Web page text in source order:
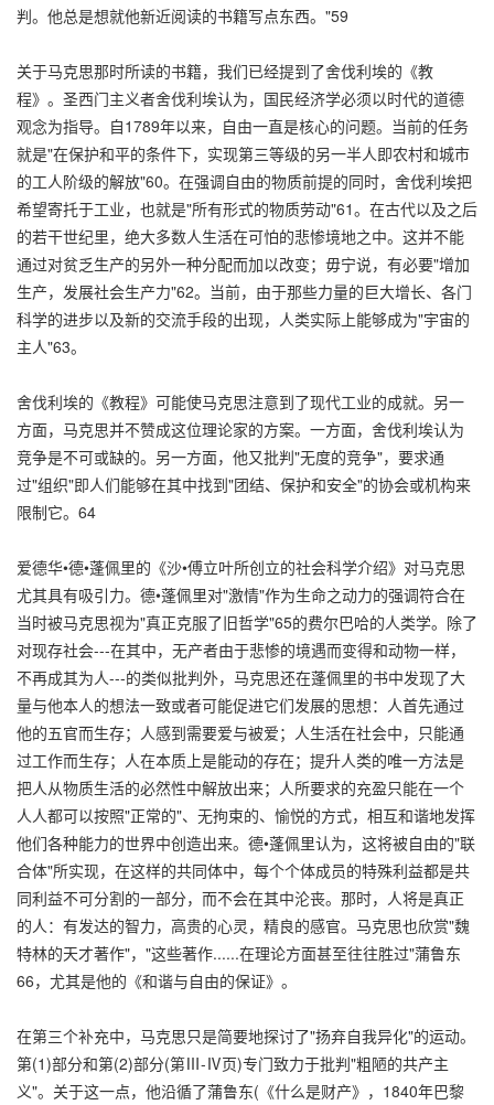
判。他总是想就他新近阅读的书籍写点东西。"59
关于马克思那时所读的书籍，我们已经提到了舍伐利埃的《教
程》。圣西门主义者舍伐利埃认为，国民经济学必须以时代的道德
观念为指导。自1789年以来，自由一直是核心的问题。当前的任务
就是"在保护和平的条件下，实现第三等级的另一半人即农村和城市
的工人阶级的解放"60。在强调自由的物质前提的同时，舍伐利埃把
希望寄托于工业，也就是"所有形式的物质劳动"61。在古代以及之后
的若干世纪里，绝大多数人生活在可怕的悲惨境地之中。这并不能
通过对贫乏生产的另外一种分配而加以改变；毋宁说，有必要"增加
生产，发展社会生产力"62。当前，由于那些力量的巨大增长、各门
科学的进步以及新的交流手段的出现，人类实际上能够成为"宇宙的
主人"63。
舍伐利埃的《教程》可能使马克思注意到了现代工业的成就。另一
方面，马克思并不赞成这位理论家的方案。一方面，舍伐利埃认为
竞争是不可或缺的。另一方面，他又批判"无度的竞争"，要求通
过"组织"即人们能够在其中找到"团结、保护和安全"的协会或机构来
限制它。64
爱德华•德•蓬佩里的《沙•傅立叶所创立的社会科学介绍》对马克思
尤其具有吸引力。德•蓬佩里对"激情"作为生命之动力的强调符合在
当时被马克思视为"真正克服了旧哲学"65的费尔巴哈的人类学。除了
对现存社会---在其中，无产者由于悲惨的境遇而变得和动物一样，
不再成其为人---的类似批判外，马克思还在蓬佩里的书中发现了大
量与他本人的想法一致或者可能促进它们发展的思想：人首先通过
他的五官而生存；人感到需要爱与被爱；人生活在社会中，只能通
过工作而生存；人在本质上是能动的存在；提升人类的唯一方法是
把人从物质生活的必然性中解放出来；人所要求的充盈只能在一个
人人都可以按照"正常的"、无拘束的、愉悦的方式，相互和谐地发挥
他们各种能力的世界中创造出来。德•蓬佩里认为，这将被自由的"联
合体"所实现，在这样的共同体中，每个个体成员的特殊利益都是共
同利益不可分割的一部分，而不会在其中沦丧。那时，人将是真正
的人：有发达的智力，高贵的心灵，精良的感官。马克思也欣赏"魏
特林的天才著作"，"这些著作......在理论方面甚至往往胜过"蒲鲁东
66，尤其是他的《和谐与自由的保证》。
在第三个补充中，马克思只是简要地探讨了"扬弃自我异化"的运动。
第(1)部分和第(2)部分(第Ⅲ-Ⅳ页)专门致力于批判"粗陋的共产主
义"。关于这一点，他沿循了蒲鲁东(《什么是财产》，1840年巴黎